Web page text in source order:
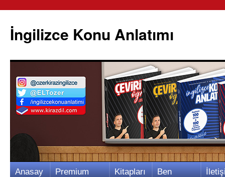
İngilizce Konu Anlatımı
İçeriğe
Anasay Premium Kitapları Ben